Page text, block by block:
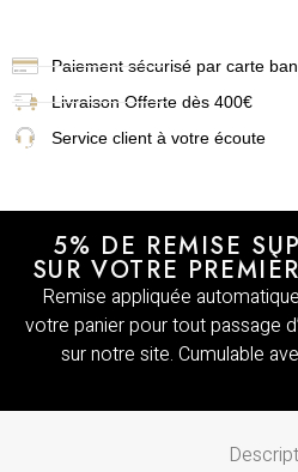
Paiement sécurisé par carte
Livraison Offerte dès 400€
Service client à votre écoute
5% DE REMISE
SUR VOTRE
Remise appliquée
votre panier pour tout passage
sur notre site. Cumulable